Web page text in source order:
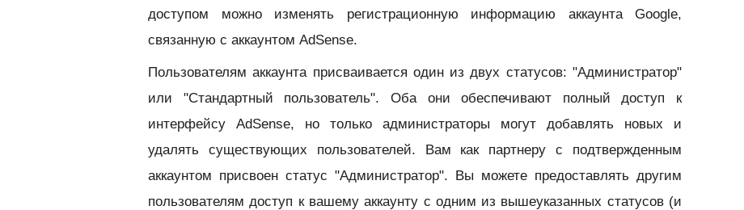
доступом можно изменять регистрационную информацию аккаунта Google,
связанную с аккаунтом AdSense.
Пользователям аккаунта присваивается один из двух статусов: "Администратор"
или "Стандартный пользователь". Оба они обеспечивают полный доступ к
интерфейсу AdSense, но только администраторы могут добавлять новых и
удалять существующих пользователей. Вам как партнеру с подтвержденным
аккаунтом присвоен статус "Администратор". Вы можете предоставлять другим
пользователям доступ к вашему аккаунту с одним из вышеуказанных статусов (и